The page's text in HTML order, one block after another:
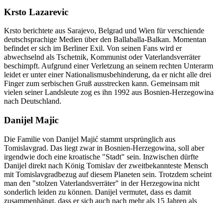
Krsto Lazarevic
Krsto berichtete aus Sarajevo, Belgrad und Wien für verschiende
deutschsprachige Medien über den Ballaballa-Balkan. Momentan
befindet er sich im Berliner Exil. Von seinen Fans wird er
abwechselnd als Tschetnik, Kommunist oder Vaterlandsverräter
beschimpft. Aufgrund einer Verletzung an seinem rechten Unterarm
leidet er unter einer Nationalismusbehinderung, da er nicht alle drei
Finger zum serbischen Gruß ausstrecken kann. Gemeinsam mit
vielen seiner Landsleute zog es ihn 1992 aus Bosnien-Herzegowina
nach Deutschland.
Danijel Majic
Die Familie von Danijel Majić stammt ursprünglich aus
Tomislavgrad. Das liegt zwar in Bosnien-Herzegowina, soll aber
irgendwie doch eine kroatische "Stadt" sein. Inzwischen dürfte
Danijel direkt nach König Tomislav der zweitbekannteste Mensch
mit Tomislavgradbezug auf diesem Planeten sein. Trotzdem scheint
man den "stolzen Vaterlandsverräter" in der Herzegowina nicht
sonderlich leiden zu können. Danijel vermutet, dass es damit
zusammenhängt, dass er sich auch nach mehr als 15 Jahren als